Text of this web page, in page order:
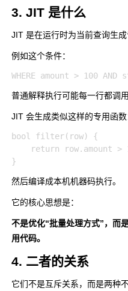
3. JIT 是什么
JIT 是在运行时为当前查询生成
例如这个条件：
普通解释执行可能每一行都调
JIT 会生成类似这样的专用函数
bool filter(row) {
return row.amount >
然后编译成本机机器码执行。
它的核心思想是：
不是优化“批量处理方式”，而
用代码。
4. 二者的关系
它们不是互斥关系，而是两种